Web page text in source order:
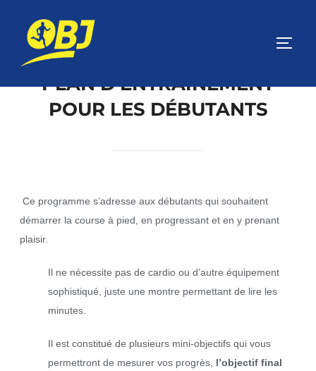
PLAN D’ENTRAINEMENT
POUR LES DÉBUTANTS
Ce programme s’adresse aux débutants qui souhaitent
démarrer la course à pied, en progressant et en y prenant
plaisir.
Il ne nécessite pas de cardio ou d’autre équipement
sophistiqué, juste une montre permettant de lire les
minutes.
Il est constitué de plusieurs mini-objectifs qui vous
permettront de mesurer vos progrès, l’objectif final